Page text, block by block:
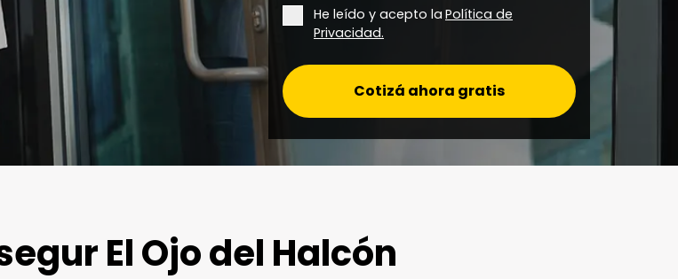
He leído y acepto la Política de
Privacidad.
Cotizá ahora gratis
El Ojo del Halcón